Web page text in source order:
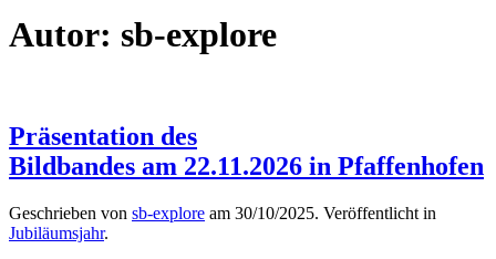
Autor: sb-explore
Präsentation des
Bildbandes am 22.11.2026 in Pfaffenhofen
Geschrieben von sb-explore am 30/10/2025. Veröffentlicht in
Jubiläumsjahr.